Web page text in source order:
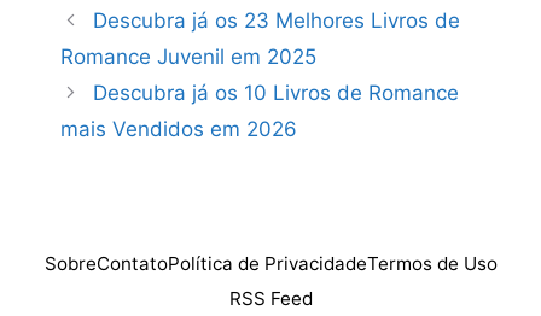
Descubra já os 23 Melhores Livros de
Romance Juvenil em 2025
Descubra já os 10 Livros de Romance
mais Vendidos em 2026
SobreContatoPolítica de PrivacidadeTermos de Uso
RSS Feed